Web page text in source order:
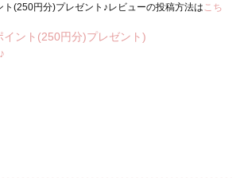
(250円分)プレゼント♪レビューの投稿方法は こち
イント(250円分)プレゼント)